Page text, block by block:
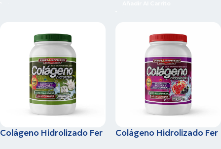
Colágeno Hidrolizado Fer
Colágeno Hidrolizado Fer